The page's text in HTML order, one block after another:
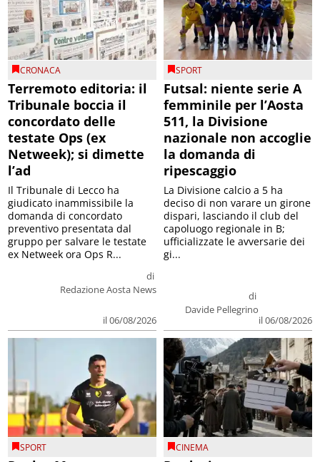
CRONACA
Terremoto editoria: il
Tribunale boccia il
concordato delle
testate Ops (ex
Netweek); si dimette
l’ad
di
Redazione Aosta News
il 06/08/2026
Il Tribunale di Lecco ha
giudicato inammissibile la
domanda di concordato
preventivo presentata dal
gruppo per salvare le testate
ex Netweek ora Ops R...
SPORT
Futsal: niente serie A
femminile per l’Aosta
511, la Divisione
nazionale non accoglie
la domanda di
ripescaggio
di
Davide Pellegrino
il 06/08/2026
La Divisione calcio a 5 ha
deciso di non varare un girone
dispari, lasciando il club del
capoluogo regionale in B;
ufficializzate le avversarie dei
gi...
SPORT CINEMA